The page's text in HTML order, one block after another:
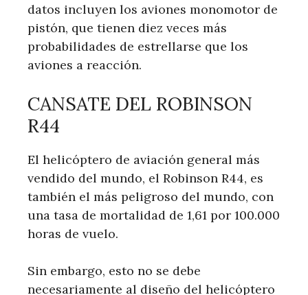
datos incluyen los aviones monomotor de
pistón, que tienen diez veces más
probabilidades de estrellarse que los
aviones a reacción.
CANSATE DEL ROBINSON
R44
El helicóptero de aviación general más
vendido del mundo, el Robinson R44, es
también el más peligroso del mundo, con
una tasa de mortalidad de 1,61 por 100.000
horas de vuelo.
Sin embargo, esto no se debe
necesariamente al diseño del helicóptero